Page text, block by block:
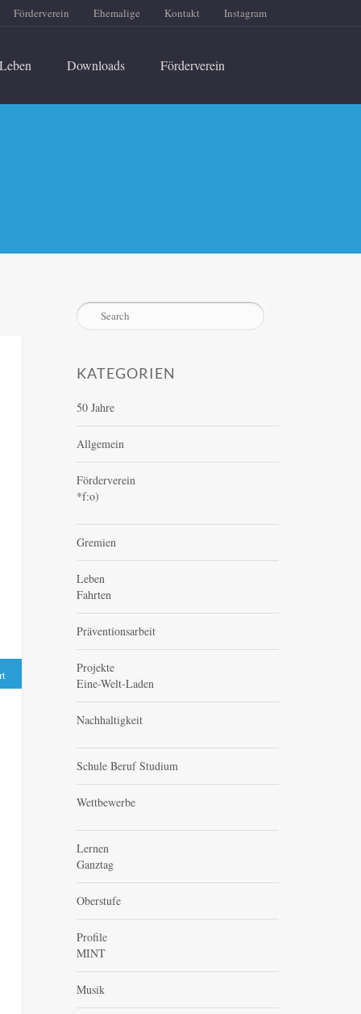
Förderverein Ehemalige Kontakt Instagram
Leben Downloads Förderverein
KATEGORIEN
50 Jahre
Allgemein
Förderverein
*f:o)
Gremien
Leben
Fahrten
Präventionsarbeit
Projekte
Eine-Welt-Laden
Nachhaltigkeit
Schule Beruf Studium
Wettbewerbe
Lernen
Ganztag
Oberstufe
Profile
MINT
Musik